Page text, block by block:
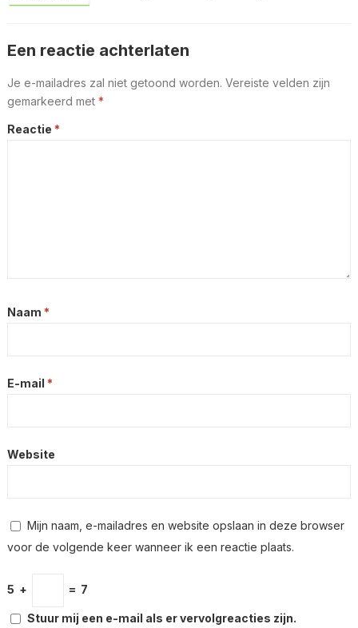
Een reactie achterlaten
Je e-mailadres zal niet getoond worden. Vereiste velden zijn
gemarkeerd met *
Reactie *
Naam *
E-mail *
Website
Mijn naam, e-mailadres en website opslaan in deze browser
voor de volgende keer wanneer ik een reactie plaats.
5 + = 7
Stuur mij een e-mail als er vervolgreacties zijn.